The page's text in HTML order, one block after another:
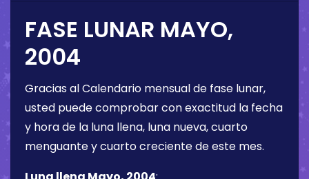
FASE LUNAR MAYO,
2004
Gracias al Calendario mensual de fase lunar,
usted puede comprobar con exactitud la fecha
y hora de la luna llena, luna nueva, cuarto
menguante y cuarto creciente de este mes.